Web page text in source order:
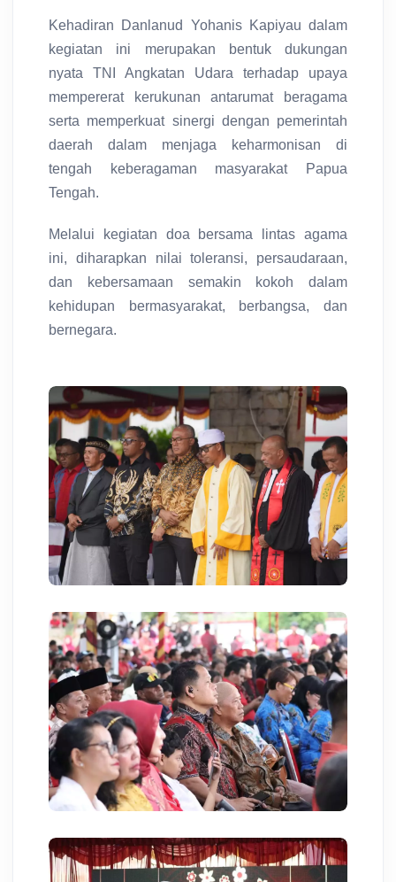
Kehadiran Danlanud Yohanis Kapiyau dalam
kegiatan ini merupakan bentuk dukungan
nyata TNI Angkatan Udara terhadap upaya
mempererat kerukunan antarumat beragama
serta memperkuat sinergi dengan pemerintah
daerah dalam menjaga keharmonisan di
tengah keberagaman masyarakat Papua
Tengah.
Melalui kegiatan doa bersama lintas agama
ini, diharapkan nilai toleransi, persaudaraan,
dan kebersamaan semakin kokoh dalam
kehidupan bermasyarakat, berbangsa, dan
bernegara.